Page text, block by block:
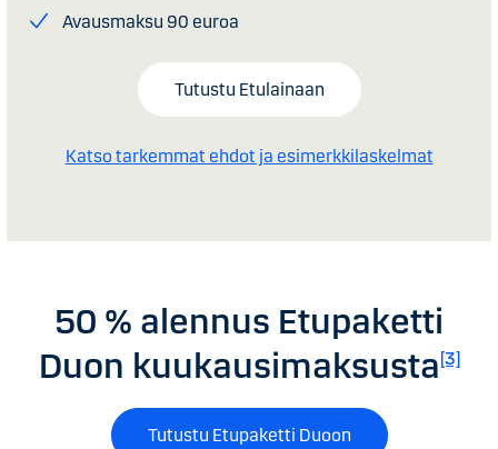
Avausmaksu 90 euroa
Tutustu Etulainaan
Katso tarkemmat ehdot ja esimerkkilaskelmat
50 % alennus Etupaketti
Duon kuukausimaksusta[3]
Tutustu Etupaketti Duoon